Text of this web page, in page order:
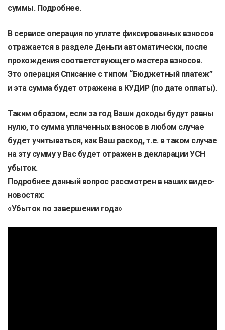
суммы. Подробнее.
В сервисе операция по уплате фиксированных взносов
отражается в разделе Деньги автоматически, после
прохождения соответствующего мастера взносов.
Это операция Списание с типом “Бюджетный платеж”
и эта сумма будет отражена в КУДИР (по дате оплаты).
Таким образом, если за год Ваши доходы будут равны
нулю, то сумма уплаченных взносов в любом случае
будет учитываться, как Ваш расход, т.е. в таком случае
на эту сумму у Вас будет отражен в декларации УСН
убыток.
Подробнее данный вопрос рассмотрен в наших видео-
новостях:
«Убыток по завершении года»